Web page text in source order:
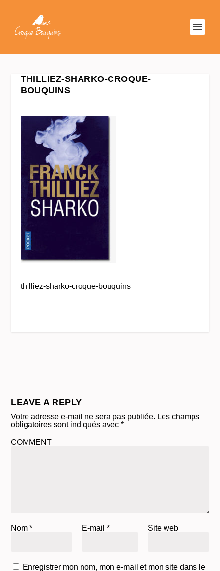
THILLIEZ-SHARKO-CROQUE-
BOUQUINS
thilliez-sharko-croque-bouquins
LEAVE A REPLY
Votre adresse e-mail ne sera pas publiée. Les champs
obligatoires sont indiqués avec*
COMMENT
Nom* E-mail * Site web
Enregistrer mon nom, mon e-mail et mon site dans le